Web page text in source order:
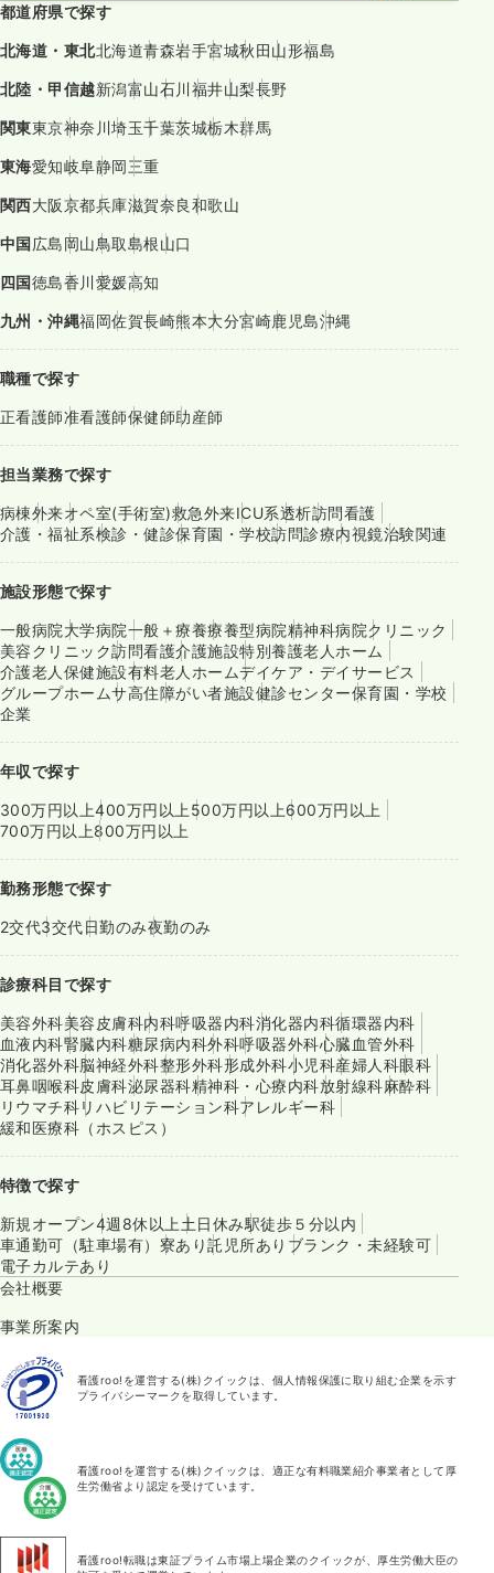
都道府県で探す
北海道・東北北海道青森岩手宮城秋田山形福島
北陸・甲信越新潟富山石川福井山梨長野
関東東京神奈川埼玉千葉茨城栃木群馬
東海愛知岐阜静岡三重
関西大阪京都兵庫滋賀奈良和歌山
中国広島岡山鳥取島根山口
四国徳島香川愛媛高知
九州・沖縄福岡佐賀長崎熊本大分宮崎鹿児島沖縄
職種で探す
正看護師准看護師保健師助産師
担当業務で探す
病棟外来オペ室(手術室)救急外来ICU系透析訪問看護
介護・福祉系検診・健診保育園・学校訪問診療内視鏡治験関連
施設形態で探す
一般病院大学病院一般＋療養療養型病院精神科病院クリニック
美容クリニック訪問看護介護施設特別養護老人ホーム
介護老人保健施設有料老人ホームデイケア・デイサービス
グループホームサ高住障がい者施設健診センター保育園・学校
企業
年収で探す
300万円以上400万円以上 500万円以上600万円以上
700万円以上800万円以上
勤務形態で探す
2交代3交代日勤のみ夜勤のみ
診療科目で探す
美容外科美容皮膚科内科呼吸器内科消化器内科循環器内科
血液内科腎臓内科糖尿病内科外科呼吸器外科心臓血管外科
消化器外科脳神経外科整形外科形成外科小児科産婦人科眼科
耳鼻咽喉科皮膚科泌尿器科精神科・心療内科放射線科麻酔科
リウマチ科リハビリテーション科アレルギー科
緩和医療科（ホスピス）
特徴で探す
新規オープン4週8休以上 土日休み駅徒歩５分以内
車通勤可（駐車場有） 寮あり託児所あり ブランク・未経験可
電子カルテあり
会社概要
事業所案内
看護roo!を運営する(株)クイックは、個人情報保護に取り組む企業を示す
プライバシーマークを取得しています。
看護roo!を運営する(株)クイックは、適正な有料職業紹介事業者として厚
生労働省より認定を受けています。
看護roo!転職は東証プライム市場上場企業のクイックが、厚生労働大臣の